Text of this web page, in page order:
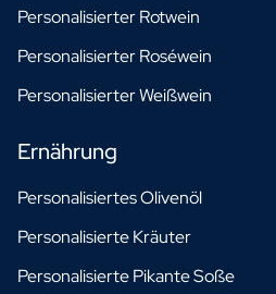
Personalisierter Rotwein
Personalisierter Roséwein
Personalisierter Weißwein
Ernährung
Personalisiertes Olivenöl
Personalisierte Kräuter
Personalisierte Pikante Soße